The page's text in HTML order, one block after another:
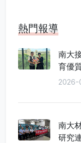
熱門報導
南大
育優
南大
研究